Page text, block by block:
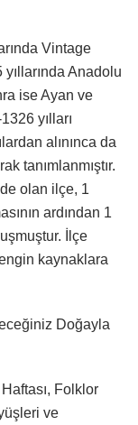
Vintage
yıllarında Anadolu
ise Ayan ve
yılları
alınınca da
tanımlanmıştır.
olan ilçe, 1
ardından 1
İlçe
kaynaklara
Doğayla
Folklor
ve